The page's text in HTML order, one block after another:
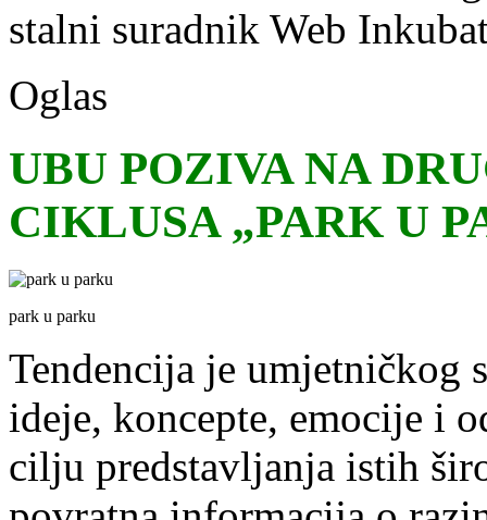
stalni suradnik Web
Oglas
UBU POZIVA NA
CIKLUSA „PARK U
park u parku
Tendencija je umjetničkog
ideje, koncepte, emocije i
cilju predstavljanja istih